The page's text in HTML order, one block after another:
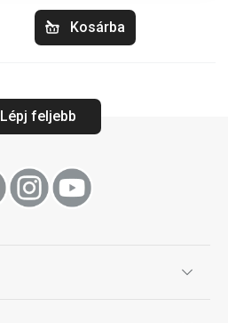
Kosárba
Lépj feljebb